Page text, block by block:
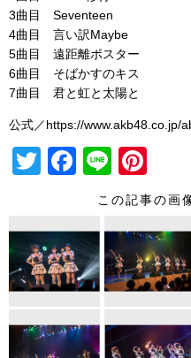
3曲目 Seventeen
4曲目 言い訳Maybe
5曲目 遠距離ポスター
6曲目 そばかすのキス
7曲目 君と虹と太陽と
公式／https://www.akb48.co.jp/
T
er
F
e
b
o
o
Li
n
nt
e
st
この記事の画